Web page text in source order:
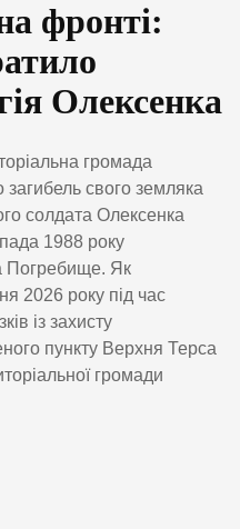
фронті:
Олексенка
громада
загибель свого земляка
солдата Олексенка
1988 року
Погребище. Як
2026 року під час
із захисту
пункту Верхня Терса
громади